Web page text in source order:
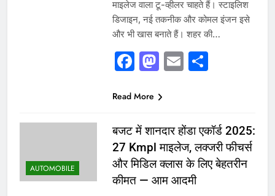
माइलेज वाला टू-व्हीलर चाहते हैं। स्टाइलिश
डिजाइन, नई तकनीक और कोमल इंजन इसे
और भी खास बनाते हैं। शहर की…
Facebook
Mastodon
EmailShare
Read More
AUTOMOBILE
बजट में शानदार होंडा एकॉर्ड 2025:
27 Kmpl माइलेज, लक्जरी फीचर्स
और मिडिल क्लास के लिए बेहतरीन
कीमत — आम आदमी